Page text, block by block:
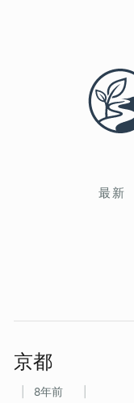
最新
京都
8年前